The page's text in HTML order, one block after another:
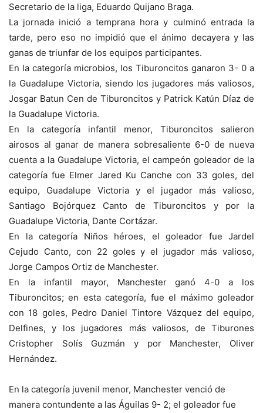
Secretario de la liga, Eduardo Quijano Braga.
La jornada inició a temprana hora y culminó entrada la
tarde, pero eso no impidió que el ánimo decayera y las
ganas de triunfar de los equipos participantes.
En la categoría microbios, los Tiburoncitos ganaron 3- 0 a
la Guadalupe Victoria, siendo los jugadores más valiosos,
Josgar Batun Cen de Tiburoncitos y Patrick Katún Díaz de
la Guadalupe Victoria.
En la categoría infantil menor, Tiburoncitos salieron
airosos al ganar de manera sobresaliente 6-0 de nueva
cuenta a la Guadalupe Victoria, el campeón goleador de la
categoría fue Elmer Jared Ku Canche con 33 goles, del
equipo, Guadalupe Victoria y el jugador más valioso,
Santiago Bojórquez Canto de Tiburoncitos y por la
Guadalupe Victoria, Dante Cortázar.
En la categoría Niños héroes, el goleador fue Jardel
Cejudo Canto, con 22 goles y el jugador más valioso,
Jorge Campos Ortiz de Manchester.
En la infantil mayor, Manchester ganó 4-0 a los
Tiburoncitos; en esta categoría, fue el máximo goleador
con 18 goles, Pedro Daniel Tintore Vázquez del equipo,
Delfines, y los jugadores más valiosos, de Tiburones
Cristopher Solís Guzmán y por Manchester, Oliver
Hernández.
En la categoría juvenil menor, Manchester venció de
manera contundente a las Águilas 9- 2; el goleador fue